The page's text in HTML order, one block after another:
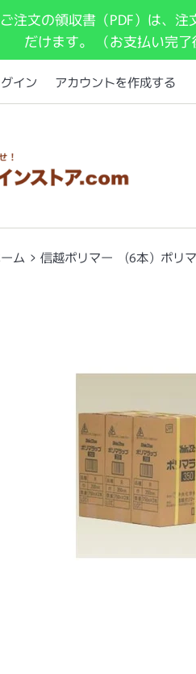
注文の領収書（PDF）は、
だけます。 （お支払い完
イン アカウントを作成する
ム › 信越ポリマー (6本）ポリ